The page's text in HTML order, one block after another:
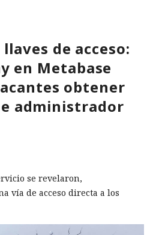
de acceso:
en Metabase
obtener
administrador
se revelaron,
vía de acceso directa a los